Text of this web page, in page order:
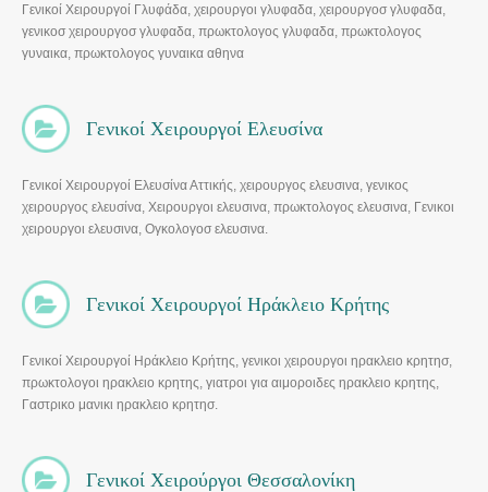
Γενικοί Χειρουργοί Γλυφάδα, χειρουργοι γλυφαδα, χειρουργοσ γλυφαδα,
γενικοσ χειρουργοσ γλυφαδα, πρωκτολογος γλυφαδα, πρωκτολογος
γυναικα, πρωκτολογος γυναικα αθηνα
Γενικοί Χειρουργοί Ελευσίνα
Γενικοί Χειρουργοί Ελευσίνα Αττικής, χειρουργος ελευσινα, γενικος
χειρουργος ελευσίνα, Χειρουργοι ελευσινα, πρωκτολογος ελευσινα, Γενικοι
χειρουργοι ελευσινα, Ογκολογοσ ελευσινα.
Γενικοί Χειρουργοί Ηράκλειο Κρήτης
Γενικοί Χειρουργοί Ηράκλειο Κρήτης, γενικοι χειρουργοι ηρακλειο κρητησ,
πρωκτολογοι ηρακλειο κρητης, γιατροι για αιμοροιδες ηρακλειο κρητης,
Γαστρικο μανικι ηρακλειο κρητησ.
Γενικοί Χειρούργοι Θεσσαλονίκη